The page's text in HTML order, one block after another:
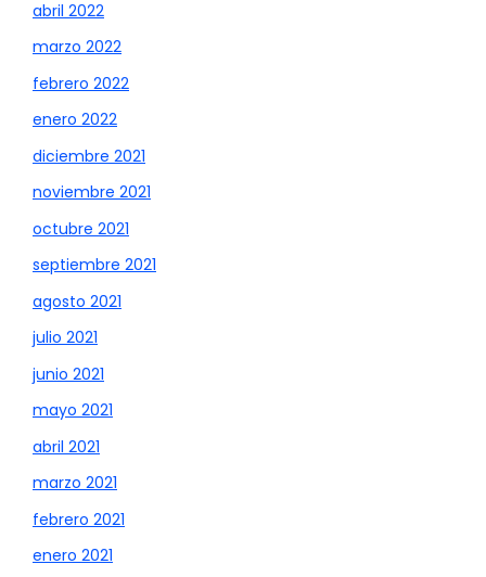
abril 2022
marzo 2022
febrero 2022
enero 2022
diciembre 2021
noviembre 2021
octubre 2021
septiembre 2021
agosto 2021
julio 2021
junio 2021
mayo 2021
abril 2021
marzo 2021
febrero 2021
enero 2021